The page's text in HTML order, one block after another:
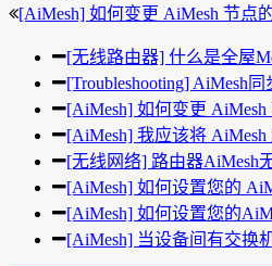
[AiMesh] 如何变更 AiMesh 节点
[无线路由器] 什么是全屋
[Troubleshooting] AiMesh同
[AiMesh] 如何变更 AiMesh
[AiMesh] 我应该将
[无线网络] 路由器AiMesh
[AiMesh] 如何设置您的
[AiMesh] 如何设置您的
[AiMesh] 当设备间有交换